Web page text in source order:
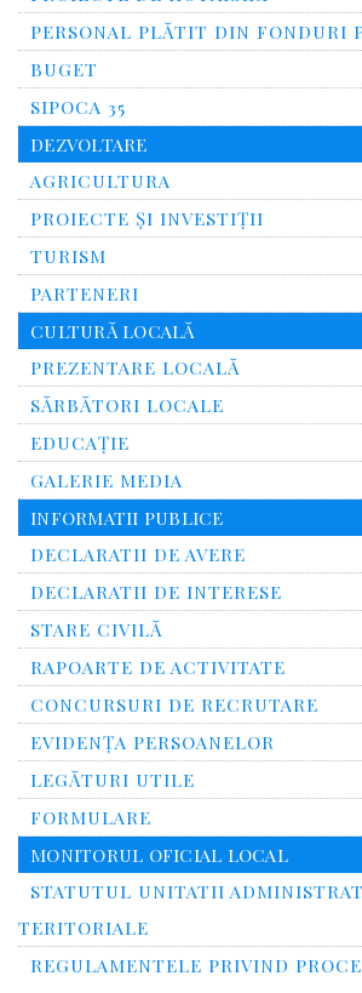
PERSONAL PLĂTIT DIN FONDURI
BUGET
SIPOCA 35
DEZVOLTARE
AGRICULTURA
PROIECTE ȘI INVESTIȚII
TURISM
PARTENERI
CULTURĂ LOCALĂ
PREZENTARE LOCALĂ
SĂRBĂTORI LOCALE
EDUCAȚIE
GALERIE MEDIA
INFORMATII PUBLICE
DECLARATII DE AVERE
DECLARATII DE INTERESE
STARE CIVILĂ
RAPOARTE DE ACTIVITATE
CONCURSURI DE RECRUTARE
EVIDENȚA PERSOANELOR
LEGĂTURI UTILE
FORMULARE
MONITORUL OFICIAL LOCAL
STATUTUL UNITATII
TERITORIALE
REGULAMENTELE PRIVIND